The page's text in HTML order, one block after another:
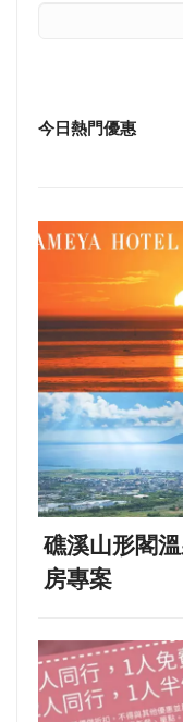
今日熱門優惠
礁溪山形閣
房專案